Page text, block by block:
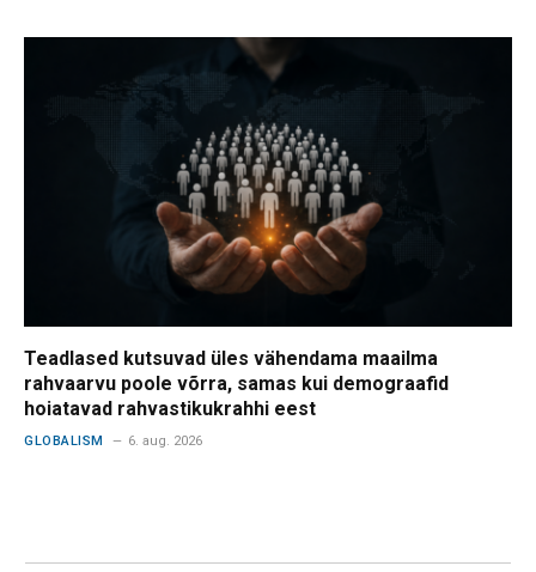
Teadlased kutsuvad üles vähendama maailma
rahvaarvu poole võrra, samas kui demograafid
hoiatavad rahvastikukrahhi eest
GLOBALISM 6. aug. 2026